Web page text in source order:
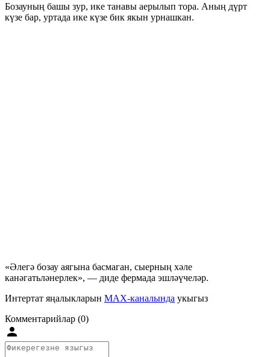
Бозауның башы зур, ике танавы аерылып тора. Аның дүрт
күзе бар, уртада ике күзе бик якын урнашкан.
«Әлегә бозау аягына басмаган, сыерның хәле
канәгатьләнерлек», — диде фермада эшләүчеләр.
Интертат яңалыкларын MAX-каналында укыгыз
Комментарийлар (0)